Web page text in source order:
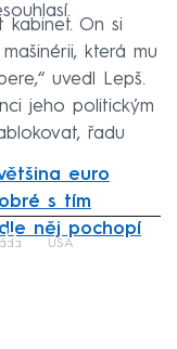
kabinet. On si
která mu
uvedl Lepš.
jeho politickým
řadu
euro
s tím
něj pochopí
USA